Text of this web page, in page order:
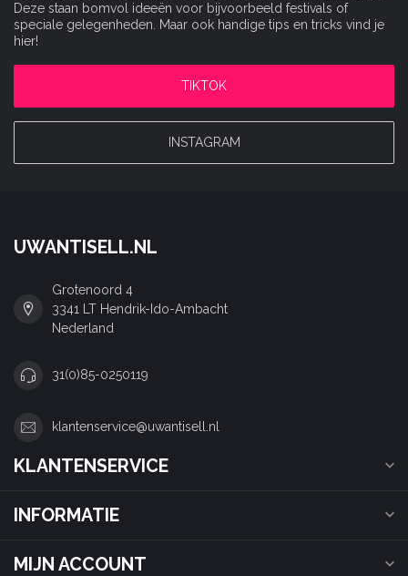
Deze staan bomvol ideeën voor bijvoorbeeld festivals of
speciale gelegenheden. Maar ook handige tips en tricks vind je
hier!
TIKTOK
INSTAGRAM
UWANTISELL.NL
Grotenoord 4
3341 LT Hendrik-Ido-Ambacht
Nederland
31(0)85-0250119
klantenservice@uwantisell.nl
KLANTENSERVICE
INFORMATIE
MIJN ACCOUNT